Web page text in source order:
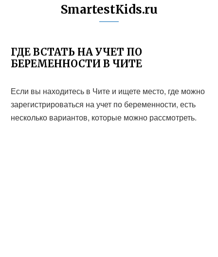
SmartestKids.ru
ГДЕ ВСТАТЬ НА УЧЕТ ПО
БЕРЕМЕННОСТИ В ЧИТЕ
Если вы находитесь в Чите и ищете место, где можно
зарегистрироваться на учет по беременности, есть
несколько вариантов, которые можно рассмотреть.